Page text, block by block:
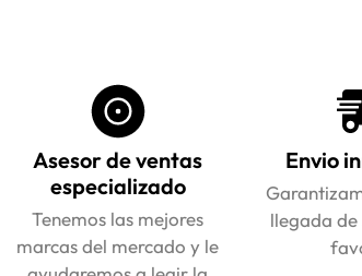
Asesor de ventas
especializado
Tenemos las mejores
marcas del mercado y le
Envio
llegada